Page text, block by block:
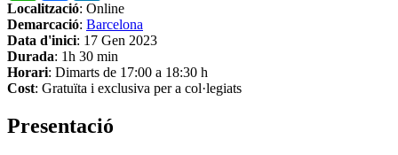
Localització: Online
Demarcació: Barcelona
Data d'inici: 17 Gen 2023
Durada: 1h 30 min
Horari: Dimarts de 17:00 a 18:30 h
Cost: Gratuïta i exclusiva per a col·legiats
Presentació